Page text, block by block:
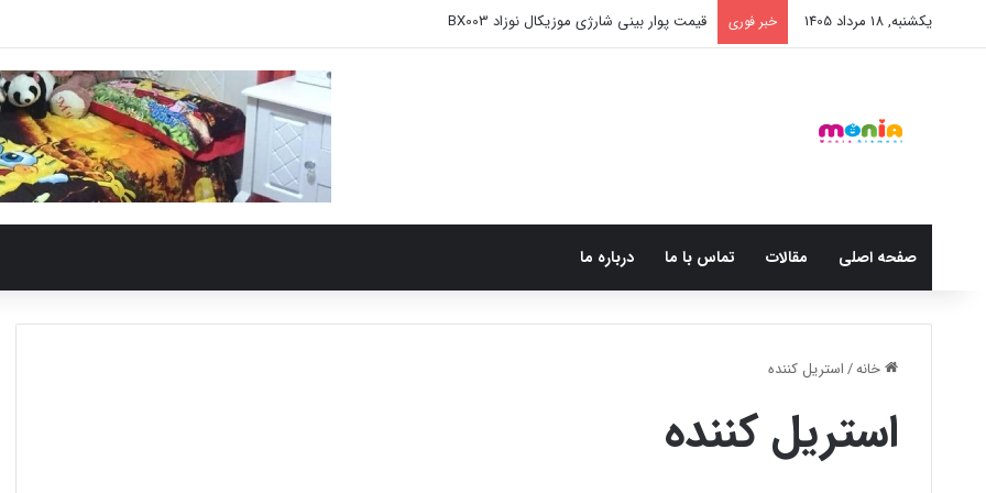
یکشنبه, 18 مرداد 1405 خبر فوری قیمت پوار بینی شارژی موزیکال نوزاد BX003
صفحه اصلی مقالات تماس با ما درباره ما
خانه/ استریل کننده
استریل کننده